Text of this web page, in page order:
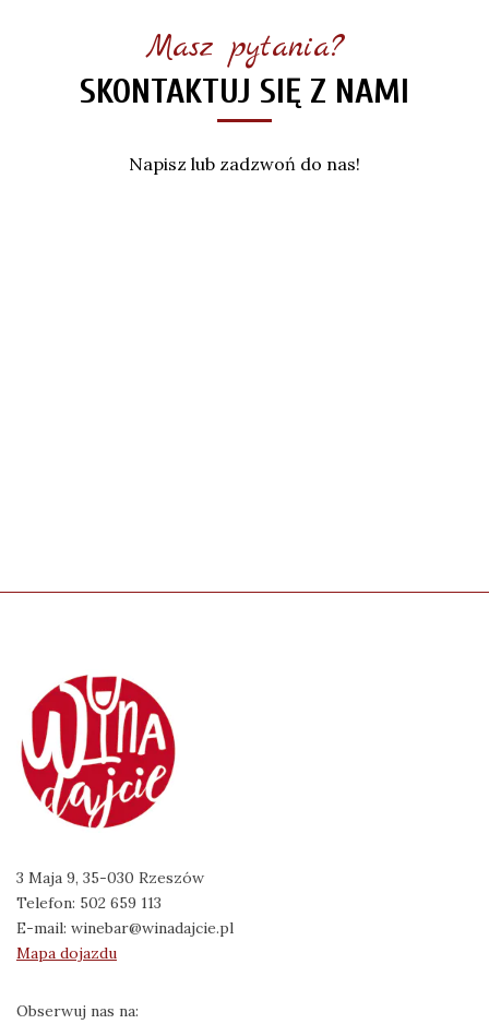
Masz pytania?
SKONTAKTUJ SIĘ Z NAMI
Napisz lub zadzwoń do nas!
3 Maja 9, 35-030 Rzeszów
Telefon: 502 659 113
E-mail: winebar@winadajcie.pl
Mapa dojazdu
Obserwuj nas na: